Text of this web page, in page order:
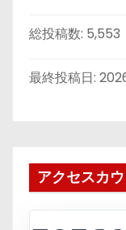
総投稿数: 5,553
最終投稿日:
アクセスカ